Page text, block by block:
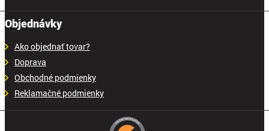
Objednávky
Ako objednať tovar?
Doprava
Obchodné podmienky
Reklamačné podmienky